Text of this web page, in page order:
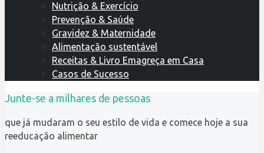
Nutrição & Exercício
Prevenção & Saúde
Gravidez & Maternidade
Alimentação sustentável
Receitas & Livro Emagreça em Casa
Casos de Sucesso
Junte-se a milhares de pessoas
que já mudaram o seu estilo de vida e comece hoje a sua
reeducação alimentar